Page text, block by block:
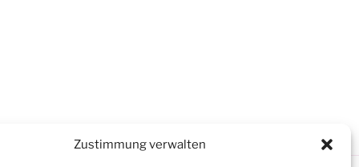
Zustimmung verwalten